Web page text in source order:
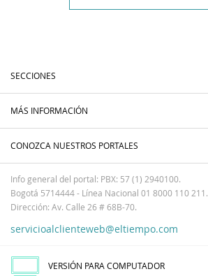
SECCIONES
MÁS INFORMACIÓN
CONOZCA NUESTROS PORTALES
Info general del portal: PBX: 57 (1) 2940100.
Bogotá 5714444 - Línea Nacional 01 8000 110 211.
Dirección: Av. Calle 26 # 68B-70.
servicioalclienteweb@eltiempo.com
VERSIÓN PARA COMPUTADOR